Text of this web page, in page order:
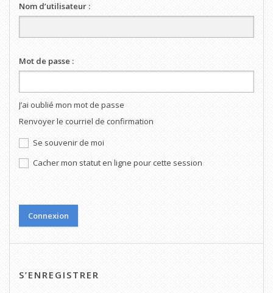
Nom d’utilisateur :
Mot de passe :
J’ai oublié mon mot de passe
Renvoyer le courriel de confirmation
Se souvenir de moi
Cacher mon statut en ligne pour cette session
S’ENREGISTRER